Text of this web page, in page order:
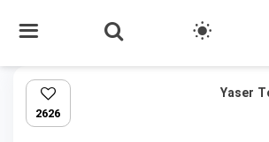
Yaser
2626